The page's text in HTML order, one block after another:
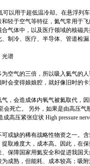
用于超低温冷却。在悬浮列
轻于空气等特征，氦气常用于
气体中，以及医疗领域的核磁
制冷、医疗、半导体、管道检
谱
空气的三倍，所以吸入氦气的
会变得娘娘腔，就好像旧时的卡
会造成体内氧气被氦取代，因
会死亡。 另外，如果是由高压
高压紧张症状 High pressure
或缺的稀有战略性物资之一。
取难度大，成本高。因此，在
保障国家用氦安全和促进我国
成熟，但能耗、成本较高；吸